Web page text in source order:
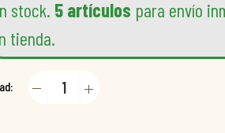
stock. 5 artículos para envío
tienda.